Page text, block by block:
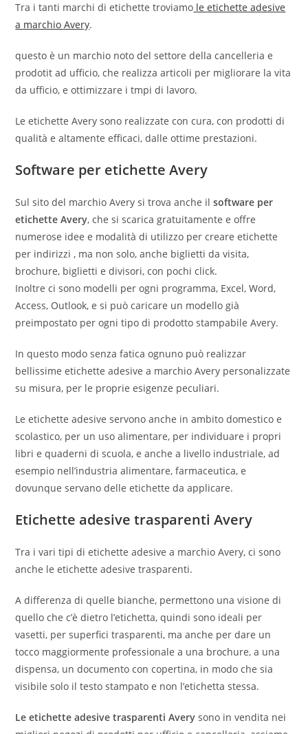
Tra i tanti marchi di etichette troviamo le etichette adesive
a marchio Avery.
questo è un marchio noto del settore della cancelleria e
prodotit ad ufficio, che realizza articoli per migliorare la vita
da ufficio, e ottimizzare i tmpi di lavoro.
Le etichette Avery sono realizzate con cura, con prodotti di
qualità e altamente efficaci, dalle ottime prestazioni.
Software per etichette Avery
Sul sito del marchio Avery si trova anche ilsoftware per
etichette Avery, che si scarica gratuitamente e offre
numerose idee e modalità di utilizzo per creare etichette
per indirizzi , ma non solo, anche biglietti da visita,
brochure, biglietti e divisori, con pochi click.
Inoltre ci sono modelli per ogni programma, Excel, Word,
Access, Outlook, e si può caricare un modello già
preimpostato per ogni tipo di prodotto stampabile Avery.
In questo modo senza fatica ognuno può realizzar
bellissime etichette adesive a marchio Avery personalizzate
su misura, per le proprie esigenze peculiari.
Le etichette adesive servono anche in ambito domestico e
scolastico, per un uso alimentare, per individuare i propri
libri e quaderni di scuola, e anche a livello industriale, ad
esempio nell’industria alimentare, farmaceutica, e
dovunque servano delle etichette da applicare.
Etichette adesive trasparenti Avery
Tra i vari tipi di etichette adesive a marchio Avery, ci sono
anche le etichette adesive trasparenti.
A differenza di quelle bianche, permettono una visione di
quello che c’è dietro l’etichetta, quindi sono ideali per
vasetti, per superfici trasparenti, ma anche per dare un
tocco maggiormente professionale a una brochure, a una
dispensa, un documento con copertina, in modo che sia
visibile solo il testo stampato e non l’etichetta stessa.
Le etichette adesive trasparenti Averysono in vendita nei